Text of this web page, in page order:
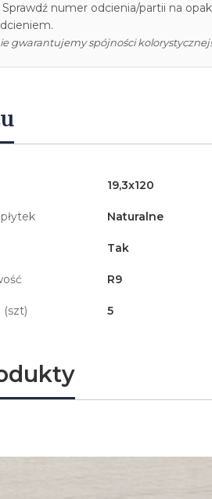
Sprawdź numer odcienia/partii na
gwarantujemy spójności kolorystycznej!
19,3x120
Naturalne
Tak
R9
(szt) 5